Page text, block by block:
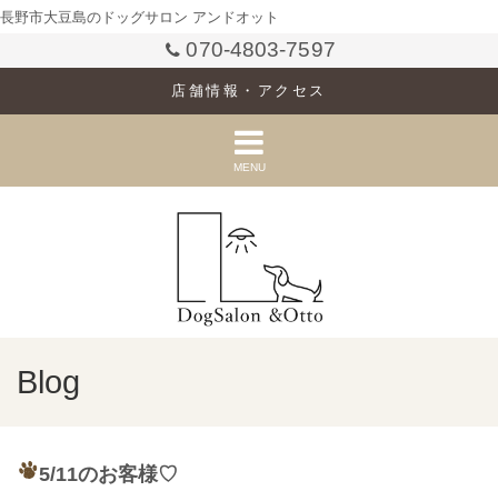
長野市大豆島のドッグサロン アンドオット
070-4803-7597
店舗情報・アクセス
MENU
Blog
5/11のお客様♡